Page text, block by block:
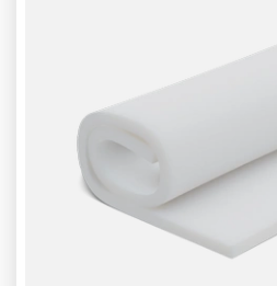
для дивана поролон 35 плотность
Для наматрасников
Для
жесткий поролон для матраса
плотный поролон для дивана
поролон для кровати 160х200